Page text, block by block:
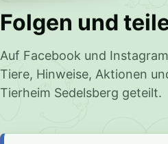
Folgen und
Auf Facebook und
Tiere, Hinweise, Aktionen
Tierheim Sedelsberg geteilt.